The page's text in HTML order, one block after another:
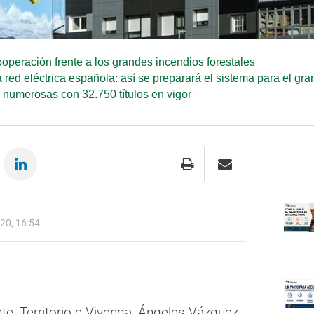
frente a los grandes incendios forestales
eléctrica española: así se preparará el sistema para el
con 32.750 títulos en vigor
16:54